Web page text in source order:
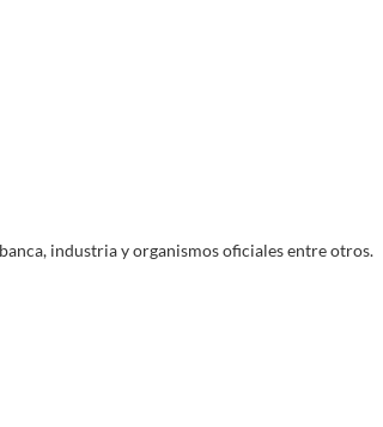
industria y organismos oficiales entre otros.